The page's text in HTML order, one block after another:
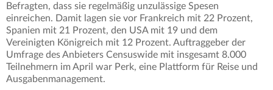
Befragten, dass sie regelmäßig unzulässige Spesen
einreichen. Damit lagen sie vor Frankreich mit 22 Prozent,
Spanien mit 21 Prozent, den USA mit 19 und dem
Vereinigten Königreich mit 12 Prozent. Auftraggeber der
Umfrage des Anbieters Censuswide mit insgesamt 8.000
Teilnehmern im April war Perk, eine Plattform für Reise und
Ausgabenmanagement.